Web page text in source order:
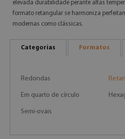
elevada durabilidade perante altas
formato retangular se harmoniza
modernas como clássicas.
Categorias Formatos
Redondas
Em quarto de círculo
Semi-ovais